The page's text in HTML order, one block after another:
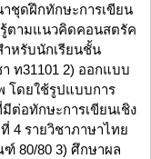
ชุดฝึกทักษะการเขียน
ตามแนวคิดคอนสตรัค
ำหรับนักเรียนชั้น
ท31101 2) ออกแบบ
โดยใช้รูปแบบการ
ต่อทักษะการเขียนเชิง
4 รายวิชาภาษาไทย
80/80 3) ศึกษาผล